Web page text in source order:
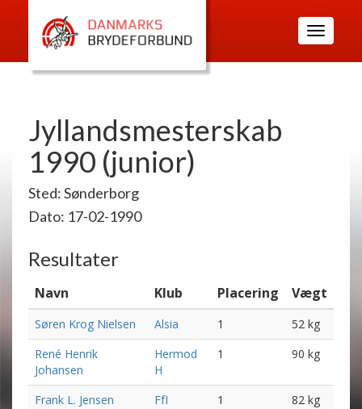
Toggle
navigation
Jyllandsmesterskab
1990 (junior)
Sted: Sønderborg
Dato: 17-02-1990
Resultater
Navn Klub Placering Vægt
Søren Krog Nielsen Alsia 1
52 kg
René Henrik
Johansen
Hermod
H
1 90 kg
Frank L. Jensen FfI 1
82 kg